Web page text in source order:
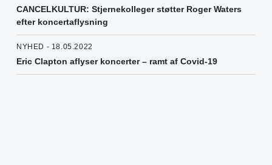
CANCELKULTUR: Stjernekolleger støtter Roger Waters
efter koncertaflysning
NYHED - 18.05.2022
Eric Clapton aflyser koncerter – ramt af Covid-19